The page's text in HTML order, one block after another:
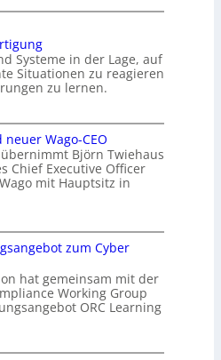
Systeme in der Lage, auf
Situationen zu reagieren
zu lernen.
Wago-CEO
Björn Twiehaus
Chief Executive Officer
mit Hauptsitz in
zum Cyber
hat gemeinsam mit der
Working Group
ORC Learning